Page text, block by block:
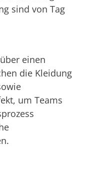
sind von Tag
einen
die Kleidung
um Teams